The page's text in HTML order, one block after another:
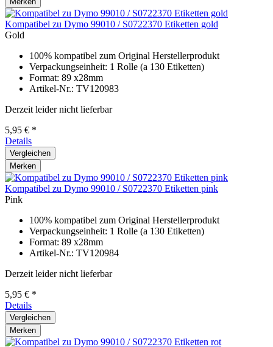
Kompatibel zu Dymo 99010 / S0722370 Etiketten gold
Gold
100% kompatibel zum Original Herstellerprodukt
Verpackungseinheit: 1 Rolle (a 130 Etiketten)
Format: 89 x28mm
Artikel-Nr.: TV120983
Derzeit leider nicht lieferbar
5,95 € *
Details
Vergleichen
Merken
Kompatibel zu Dymo 99010 / S0722370 Etiketten pink
Pink
100% kompatibel zum Original Herstellerprodukt
Verpackungseinheit: 1 Rolle (a 130 Etiketten)
Format: 89 x28mm
Artikel-Nr.: TV120984
Derzeit leider nicht lieferbar
5,95 € *
Details
Vergleichen
Merken